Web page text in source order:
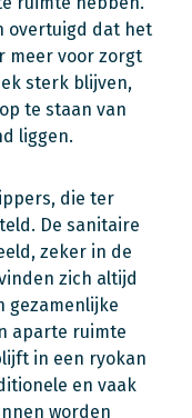
overtuigd dat het
meer voor zorgt
sterk blijven,
te staan van
liggen.
die ter
De sanitaire
zeker in de
zich altijd
gezamenlijke
aparte ruimte
in een ryokan
en vaak
worden